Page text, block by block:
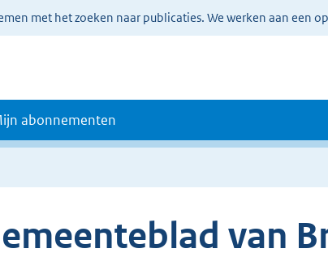
met het zoeken naar publicaties. We werken aan een
abonnementen
van